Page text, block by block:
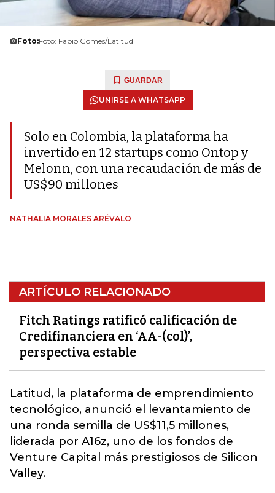
Foto:Foto: Fabio Gomes/Latitud
GUARDAR
UNIRSE A WHATSAPP
Solo en Colombia, la plataforma ha
invertido en 12 startups como Ontop y
Melonn, con una recaudación de más de
US$90 millones
NATHALIA MORALES ARÉVALO
ARTÍCULO RELACIONADO
Fitch Ratings ratificó calificación de
Credifinanciera en ‘AA-(col)’,
perspectiva estable
Latitud, la plataforma de emprendimiento
tecnológico, anunció el levantamiento de
una ronda semilla de US$11,5 millones,
liderada por A16z, uno de los fondos de
Venture Capital más prestigiosos de Silicon
Valley.